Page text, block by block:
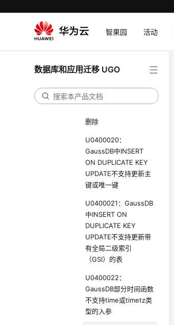
智果园 活动
数据库和应用迁移 UGO
分区键相同
持 CONTINUE
U0400019：GaussDB
删除
U0400020：
GaussDB中INSERT
ON DUPLICATE KEY
UPDATE不支持更新主
键或唯一键
U0400021：GaussDB
中INSERT ON
DUPLICATE KEY
UPDATE不支持更新带
有全局二级索引
（GSI）的表
U0400022：
GaussDB部分时间函数
不支持time或timetz类
型的入参